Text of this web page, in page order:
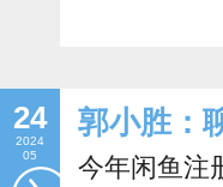
24
2024
05
郭小胜：
今年闲鱼注